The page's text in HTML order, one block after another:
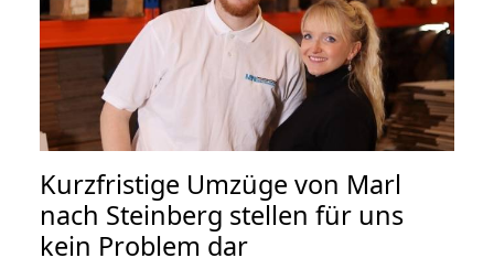
Kurzfristige Umzüge von Marl
nach Steinberg stellen für uns
kein Problem dar